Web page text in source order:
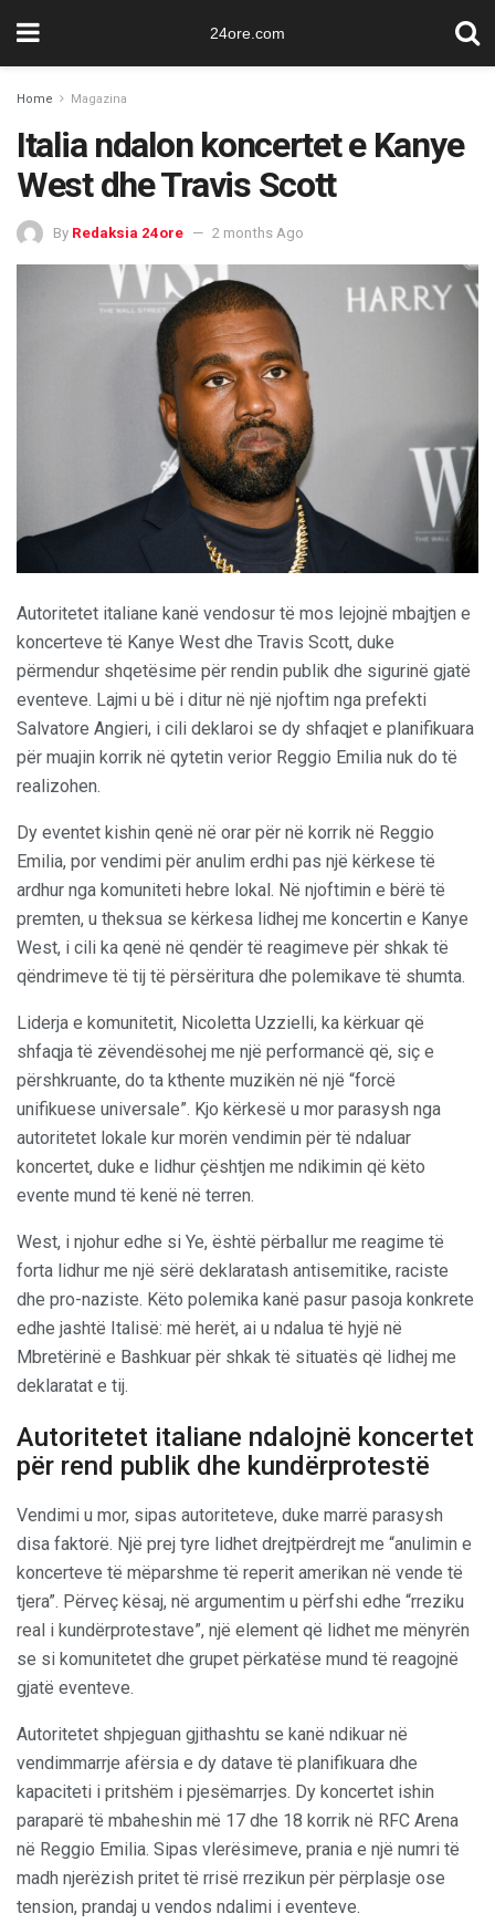
24ore.com
Home Magazina
Italia ndalon koncertet e Kanye
West dhe Travis Scott
By Redaksia 24ore 2 months Ago
Autoritetet italiane kanë vendosur të mos lejojnë mbajtjen e
koncerteve të Kanye West dhe Travis Scott, duke
përmendur shqetësime për rendin publik dhe sigurinë gjatë
eventeve. Lajmi u bë i ditur në një njoftim nga prefekti
Salvatore Angieri, i cili deklaroi se dy shfaqjet e planifikuara
për muajin korrik në qytetin verior Reggio Emilia nuk do të
realizohen.
Dy eventet kishin qenë në orar për në korrik në Reggio
Emilia, por vendimi për anulim erdhi pas një kërkese të
ardhur nga komuniteti hebre lokal. Në njoftimin e bërë të
premten, u theksua se kërkesa lidhej me koncertin e Kanye
West, i cili ka qenë në qendër të reagimeve për shkak të
qëndrimeve të tij të përsëritura dhe polemikave të shumta.
Liderja e komunitetit, Nicoletta Uzzielli, ka kërkuar që
shfaqja të zëvendësohej me një performancë që, siç e
përshkruante, do ta kthente muzikën në një “forcë
unifikuese universale”. Kjo kërkesë u mor parasysh nga
autoritetet lokale kur morën vendimin për të ndaluar
koncertet, duke e lidhur çështjen me ndikimin që këto
evente mund të kenë në terren.
West, i njohur edhe si Ye, është përballur me reagime të
forta lidhur me një sërë deklaratash antisemitike, raciste
dhe pro-naziste. Këto polemika kanë pasur pasoja konkrete
edhe jashtë Italisë: më herët, ai u ndalua të hyjë në
Mbretërinë e Bashkuar për shkak të situatës që lidhej me
deklaratat e tij.
Autoritetet italiane ndalojnë koncertet
për rend publik dhe kundërprotestë
Vendimi u mor, sipas autoriteteve, duke marrë parasysh
disa faktorë. Një prej tyre lidhet drejtpërdrejt me “anulimin e
koncerteve të mëparshme të reperit amerikan në vende të
tjera”. Përveç kësaj, në argumentim u përfshi edhe “rreziku
real i kundërprotestave”, një element që lidhet me mënyrën
se si komunitetet dhe grupet përkatëse mund të reagojnë
gjatë eventeve.
Autoritetet shpjeguan gjithashtu se kanë ndikuar në
vendimmarrje afërsia e dy datave të planifikuara dhe
kapaciteti i pritshëm i pjesëmarrjes. Dy koncertet ishin
paraparë të mbaheshin më 17 dhe 18 korrik në RFC Arena
në Reggio Emilia. Sipas vlerësimeve, prania e një numri të
madh njerëzish pritet të rrisë rrezikun për përplasje ose
tension, prandaj u vendos ndalimi i eventeve.